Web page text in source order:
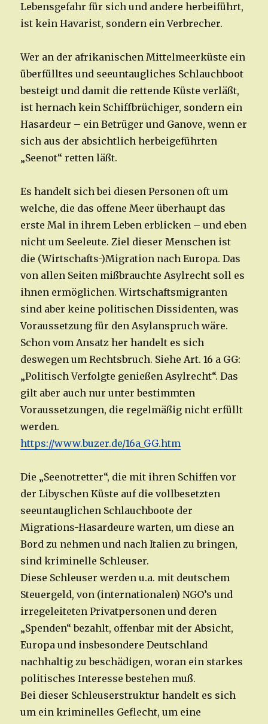
Lebensgefahr für sich und andere herbeiführt,
ist kein Havarist, sondern ein Verbrecher.
Wer an der afrikanischen Mittelmeerküste ein
überfülltes und seeuntaugliches Schlauchboot
besteigt und damit die rettende Küste verläßt,
ist hernach kein Schiffbrüchiger, sondern ein
Hasardeur – ein Betrüger und Ganove, wenn er
sich aus der absichtlich herbeigeführten
„Seenot“ retten läßt.
Es handelt sich bei diesen Personen oft um
welche, die das offene Meer überhaupt das
erste Mal in ihrem Leben erblicken – und eben
nicht um Seeleute. Ziel dieser Menschen ist
die (Wirtschafts-)Migration nach Europa. Das
von allen Seiten mißbrauchte Asylrecht soll es
ihnen ermöglichen. Wirtschaftsmigranten
sind aber keine politischen Dissidenten, was
Voraussetzung für den Asylanspruch wäre.
Schon vom Ansatz her handelt es sich
deswegen um Rechtsbruch. Siehe Art. 16 a GG:
„Politisch Verfolgte genießen Asylrecht“. Das
gilt aber auch nur unter bestimmten
Voraussetzungen, die regelmäßig nicht erfüllt
werden.
https://www.buzer.de/16a_GG.htm
Die „Seenotretter“, die mit ihren Schiffen vor
der Libyschen Küste auf die vollbesetzten
seeuntauglichen Schlauchboote der
Migrations-Hasardeure warten, um diese an
Bord zu nehmen und nach Italien zu bringen,
sind kriminelle Schleuser.
Diese Schleuser werden u.a. mit deutschem
Steuergeld, von (internationalen) NGO’s und
irregeleiteten Privatpersonen und deren
„Spenden“ bezahlt, offenbar mit der Absicht,
Europa und insbesondere Deutschland
nachhaltig zu beschädigen, woran ein starkes
politisches Interesse bestehen muß.
Bei dieser Schleuserstruktur handelt es sich
um ein kriminelles Geflecht, um eine